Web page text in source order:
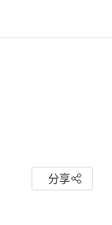
分享